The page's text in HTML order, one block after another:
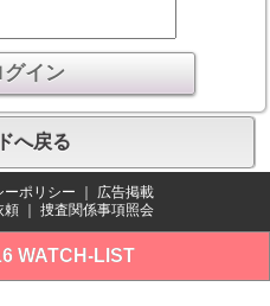
へ戻る
ーポリシー
広告掲載
頼 捜査関係事項照会
WATCH-LIST